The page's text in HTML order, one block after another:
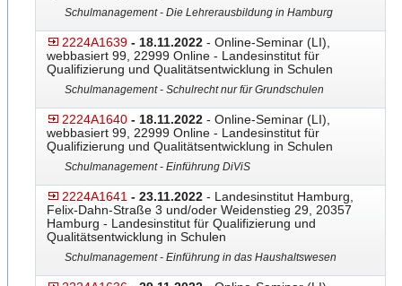
Schulmanagement - Die Lehrerausbildung in Hamburg
2224A1639 - 18.11.2022 - Online-Seminar (LI),
webbasiert 99, 22999 Online - Landesinstitut für
Qualifizierung und Qualitätsentwicklung in Schulen
Schulmanagement - Schulrecht nur für Grundschulen
2224A1640 - 18.11.2022 - Online-Seminar (LI),
webbasiert 99, 22999 Online - Landesinstitut für
Qualifizierung und Qualitätsentwicklung in Schulen
Schulmanagement - Einführung DiViS
2224A1641 - 23.11.2022 - Landesinstitut Hamburg,
Felix-Dahn-Straße 3 und/oder Weidenstieg 29, 20357
Hamburg - Landesinstitut für Qualifizierung und
Qualitätsentwicklung in Schulen
Schulmanagement - Einführung in das Haushaltswesen